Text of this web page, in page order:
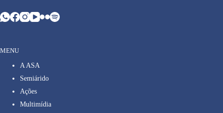
MENU
A ASA
Semiárido
Ações
Multimídia